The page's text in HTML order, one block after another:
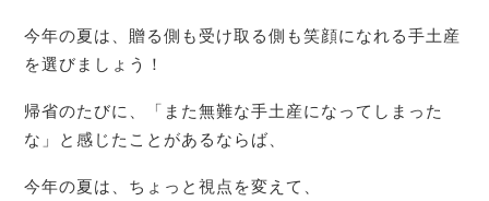
今年の夏は、贈る側も受け取る側も笑顔になれる手土産
を選びましょう！
帰省のたびに、「また無難な手土産になってしまった
な」と感じたことがあるならば、
今年の夏は、ちょっと視点を変えて、